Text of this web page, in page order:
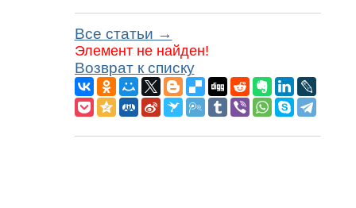
Все статьи →
Элемент не найден!
Возврат к списку